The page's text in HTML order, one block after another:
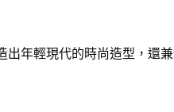
年輕現代的時尚造型，還